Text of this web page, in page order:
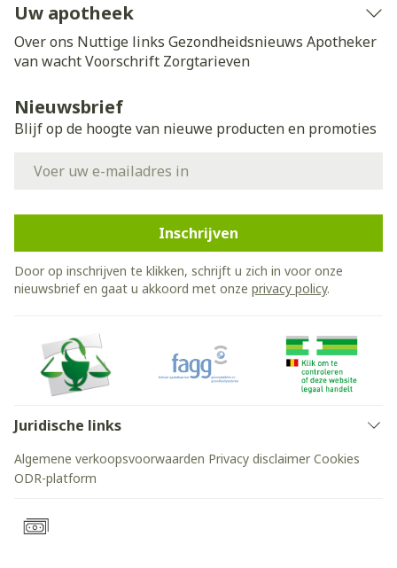
Uw apotheek
Over ons Nuttige links Gezondheidsnieuws Apotheker
van wachtVoorschrift Zorgtarieven
Nieuwsbrief
Blijf op de hoogte van nieuwe producten en promoties
Inschrijven
Door op inschrijven te klikken, schrijft u zich in voor onze
nieuwsbrief en gaat u akkoord met onze privacy policy.
Juridische links
Algemene verkoopsvoorwaarden Privacy disclaimer Cookies
ODR-platform